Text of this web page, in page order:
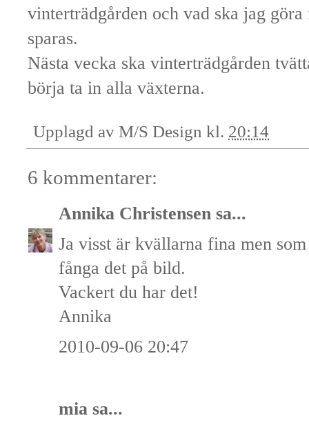
vinterträdgården och vad ska jag
sparas.
Nästa vecka ska vinterträdgården
börja ta in alla växterna.
Upplagd av M/S Design kl. 20:14
6 kommentarer:
Annika Christensen sa...
Ja visst är kvällarna fina men
fånga det på bild.
Vackert du har det!
Annika
2010-09-06 20:47
mia sa...